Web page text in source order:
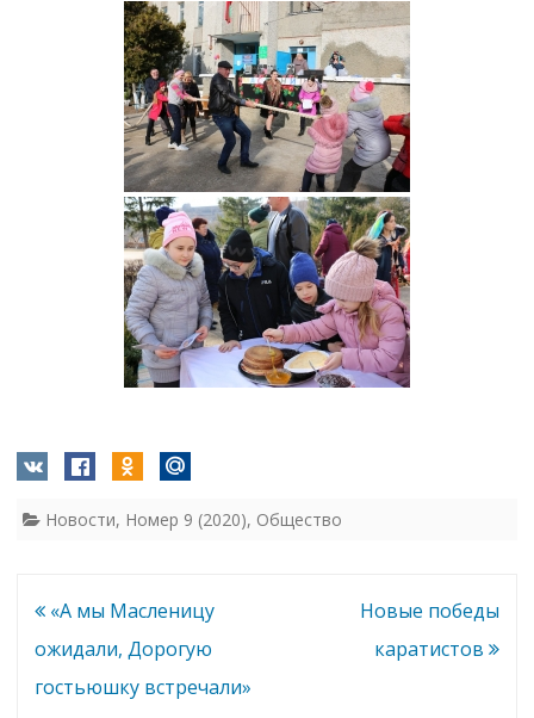
Новости, Номер 9 (2020), Общество
Навигация
по
записям
«А мы Масленицу
ожидали, Дорогую
гостьюшку встречали»
Новые победы
каратистов